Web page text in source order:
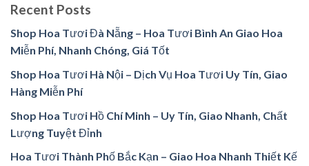
Recent Posts
Shop Hoa Tươi Đà Nẵng – Hoa Tươi Bình An Giao Hoa
Miễn Phí, Nhanh Chóng, Giá Tốt
Shop Hoa Tươi Hà Nội – Dịch Vụ Hoa Tươi Uy Tín, Giao
Hàng Miễn Phí
Shop Hoa Tươi Hồ Chí Minh – Uy Tín, Giao Nhanh, Chất
Lượng Tuyệt Đỉnh
Hoa Tươi Thành Phố Bắc Kạn – Giao Hoa Nhanh Thiết Kế